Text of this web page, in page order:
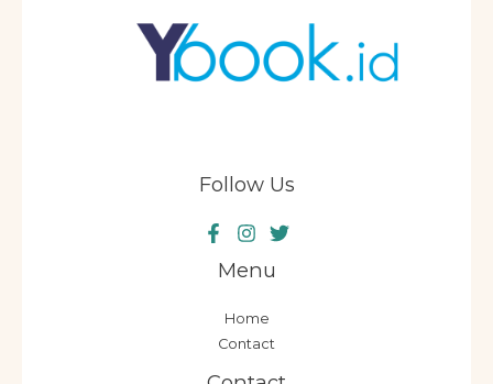
Follow Us
Menu
Home
Contact